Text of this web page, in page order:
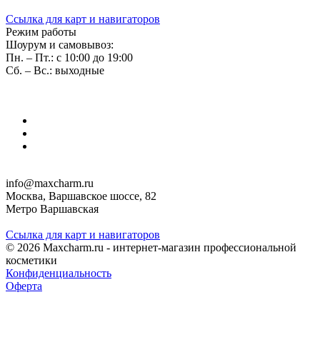
Ссылка для карт и навигаторов
Режим работы
Шоурум и самовывоз:
Пн. – Пт.: с 10:00 до 19:00
Сб. – Вс.: выходные
info@maxcharm.ru
Москва, Варшавское шоссе, 82
Метро Варшавская
Ссылка для карт и навигаторов
© 2026 Maxcharm.ru - интернет-магазин профессиональной
косметики
Конфиденциальность
Оферта